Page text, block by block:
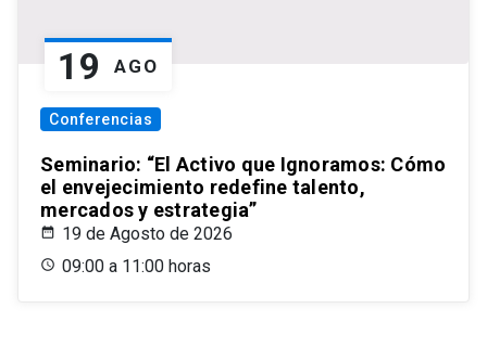
19 AGO
Conferencias
Seminario: “El Activo que Ignoramos: Cómo
el envejecimiento redefine talento,
mercados y estrategia”
19 de Agosto de 2026
09:00 a 11:00 horas